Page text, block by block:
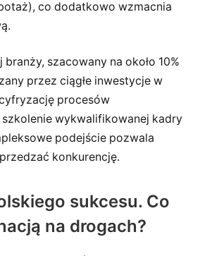
co dodatkowo wzmacnia
szacowany na około 10%
przez ciągłe inwestycje w
procesów
wykwalifikowanej kadry
podejście pozwala
konkurencję.
sukcesu. Co
na drogach?